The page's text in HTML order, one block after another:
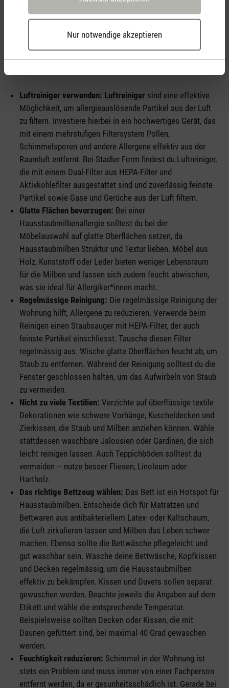
Nur notwendige akzeptieren
Wie kann ich Allergien in meiner Wohnung
minimieren?
Luftreiniger verwenden: Luftreiniger sind eine effektive
Möglichkeit, um allergieauslösende Partikel aus der Luft
zu filtern. Investiere hierbei in ein hochwertiges Gerät, das
mit einem mehrstufigen Filtersystem Pollen,
Schimmelsporen und andere Allergene effektiv aus der
Raumluft entfernt. Bei Stadler Form findest du Luftreiniger,
die mit einem Dual-Filter aus HEPA-Filter und
Aktivkohlefilter ausgestattet sind und zuverlässig feinste
Partikel sowie Gase und Gerüche aus der Luft filtern.
Glatte Flächen bevorzugen: Bei einer
Hausstaubmilbenallergie solltest du bei der
Möbelauswahl auf glatte Oberflächen setzen, da
Hausstaubmilben Struktur und Textur lieben. Möbel aus
Holz, Kunststoff oder Leder bieten weniger Lebensraum
für die Milben und lassen sich zudem feucht abwischen,
was sie ideal für Allergiker*innen macht.
Regelmässige Reinigung: Die regelmässige Reinigung der
Wohnung hilft, Allergene zu reduzieren. Verwende beim
Reinigen einen Staubsauger mit HEPA-Filter, der auch
feinste Partikel einschliesst. Tausche diesen Filter
regelmässig aus. Wische glatte Oberflächen feucht ab, um
Staub zu entfernen. Während der Reinigung solltest du die
Fenster geschlossen halten, um das Aufwirbeln von Staub
zu vermeiden.
Nicht zu viele Textilien: Verzichte auf überflüssige textile
Dekorationen wie schwere Vorhänge, Kuscheldecken und
Zierkissen, die Staub und Milben anziehen können. Wähle
stattdessen waschbare Jalousien oder Gardinen, die sich
leicht reinigen lassen. Auch Teppichböden solltest du
vermeiden – nutze besser Fliesen, Linoleum oder
Hartholz.
Das richtige Bettzeug wählen: Das Bett ist ein Hotspot für
Hausstaubmilben. Entscheide dich für Matratzen und
Bettwaren aus antibakteriellem Latex- oder Kaltschaum,
die Luft zirkulieren lassen und Milben das Leben schwer
machen. Ebenso sollte die Bettwäsche pflegeleicht und
gut waschbar sein. Wasche deine Bettwäsche, Kopfkissen
und Decken regelmässig, um die Hausstaubmilben
effektiv zu bekämpfen. Kissen und Duvets sollen separat
gewaschen werden. Beachte jeweils die Angaben auf dem
Etikett und wähle die entsprechende Temperatur.
Beispielsweise sollten Decken oder Kissen, die mit
Daunen gefüttert sind, bei maximal 40 Grad gewaschen
werden.
Feuchtigkeit reduzieren: Schimmel in der Wohnung ist
stets ein Problem und muss immer von einer Fachperson
entfernt werden, da er gesunheitsschädlich ist. Gerade bei